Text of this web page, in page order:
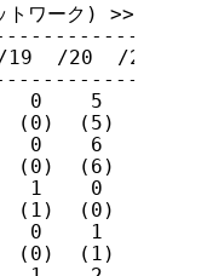
トワーク) >>
/20  /21  /
0    5    3
(0)  (5)
0    6    5
(0)  (6)
1    0    2
(1)  (0)  (2)
0    1    0
(0)  (1)